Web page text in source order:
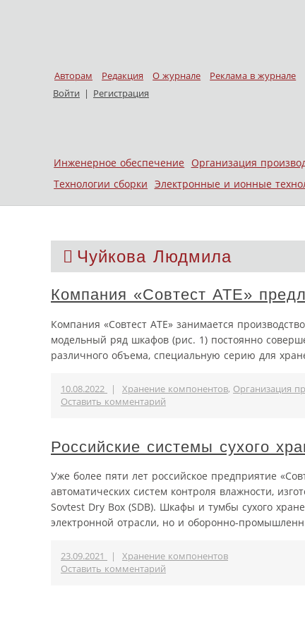
Авторам Редакция О журнале
Реклама в журнале
Войти | Регистрация
Меню
Skip to content
Инженерное обеспечение Организация
Технологии сборки Электронные и ионные
Чуйкова Людмила
Компания «Совтест АТЕ»
Компания «Совтест АТЕ» занимается
модельный ряд шкафов (рис. 1) постоянно
различного объема, специальную серию для
10.08.2022 | Хранение компонентов, Организация
Оставить комментарий
Российские системы сухого
Уже более пяти лет российское предприятие
автоматических систем контроля влажности,
Sovtest Dry Box (SDB). Шкафы и тумбы сухого
электронной отрасли, но и оборонно-
23.09.2021
Хранение компонентов
Оставить комментарий